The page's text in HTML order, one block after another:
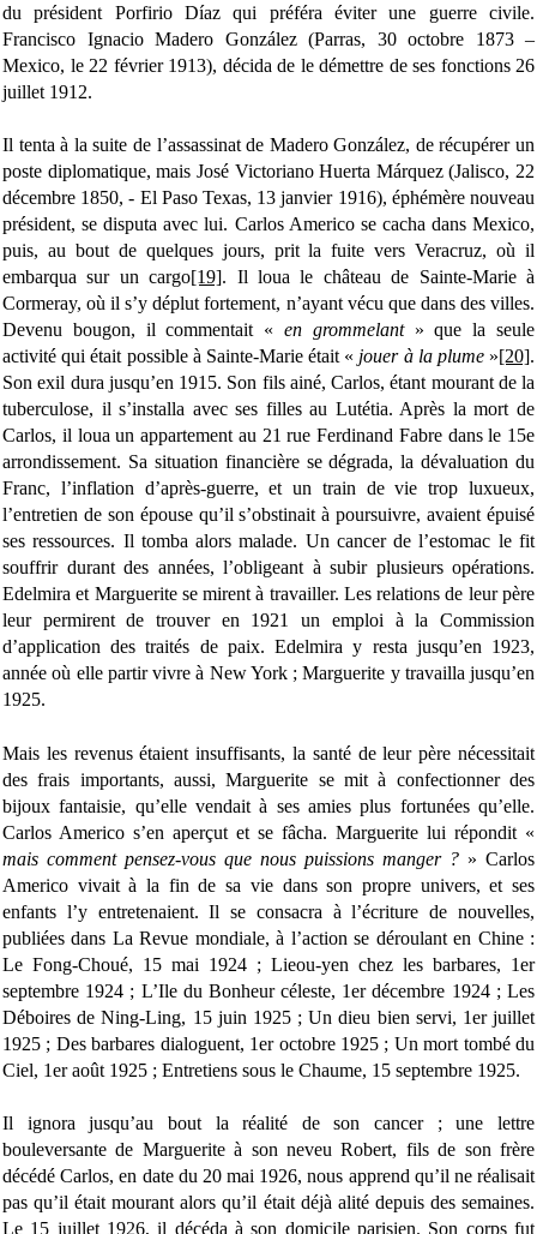
du président Porfirio Díaz qui préféra éviter une guerre civile.
Francisco Ignacio Madero González (Parras, 30 octobre 1873 –
Mexico, le 22 février 1913), décida de le démettre de ses fonctions 26
juillet 1912.
Il tenta à la suite de l’assassinat de Madero González, de récupérer un
poste diplomatique, mais José Victoriano Huerta Márquez (Jalisco, 22
décembre 1850, - El Paso Texas, 13 janvier 1916), éphémère nouveau
président, se disputa avec lui. Carlos Americo se cacha dans Mexico,
puis, au bout de quelques jours, prit la fuite vers Veracruz, où il
embarqua sur un cargo[19]. Il loua le château de Sainte-Marie à
Cormeray, où il s’y déplut fortement, n’ayant vécu que dans des villes.
Devenu bougon, il commentait « en grommelant» que la seule
activité qui était possible à Sainte-Marie était « jouer à la plume»[20].
Son exil dura jusqu’en 1915. Son fils ainé, Carlos, étant mourant de la
tuberculose, il s’installa avec ses filles au Lutétia. Après la mort de
Carlos, il loua un appartement au 21 rue Ferdinand Fabre dans le 15e
arrondissement. Sa situation financière se dégrada, la dévaluation du
Franc, l’inflation d’après-guerre, et un train de vie trop luxueux,
l’entretien de son épouse qu’il s’obstinait à poursuivre, avaient épuisé
ses ressources. Il tomba alors malade. Un cancer de l’estomac le fit
souffrir durant des années, l’obligeant à subir plusieurs opérations.
Edelmira et Marguerite se mirent à travailler. Les relations de leur père
leur permirent de trouver en 1921 un emploi à la Commission
d’application des traités de paix. Edelmira y resta jusqu’en 1923,
année où elle partir vivre à New York ; Marguerite y travailla jusqu’en
1925.
Mais les revenus étaient insuffisants, la santé de leur père nécessitait
des frais importants, aussi, Marguerite se mit à confectionner des
bijoux fantaisie, qu’elle vendait à ses amies plus fortunées qu’elle.
Carlos Americo s’en aperçut et se fâcha. Marguerite lui répondit «
mais comment pensez-vous que nous puissions manger ? » Carlos
Americo vivait à la fin de sa vie dans son propre univers, et ses
enfants l’y entretenaient. Il se consacra à l’écriture de nouvelles,
publiées dans La Revue mondiale, à l’action se déroulant en Chine :
Le Fong-Choué, 15 mai 1924 ; Lieou-yen chez les barbares, 1er
septembre 1924 ; L’Ile du Bonheur céleste, 1er décembre 1924 ; Les
Déboires de Ning-Ling, 15 juin 1925 ; Un dieu bien servi, 1er juillet
1925 ; Des barbares dialoguent, 1er octobre 1925 ; Un mort tombé du
Ciel, 1er août 1925 ; Entretiens sous le Chaume, 15 septembre 1925.
Il ignora jusqu’au bout la réalité de son cancer ; une lettre
bouleversante de Marguerite à son neveu Robert, fils de son frère
décédé Carlos, en date du 20 mai 1926, nous apprend qu’il ne réalisait
pas qu’il était mourant alors qu’il était déjà alité depuis des semaines.
Le 15 juillet 1926, il décéda à son domicile parisien. Son corps fut